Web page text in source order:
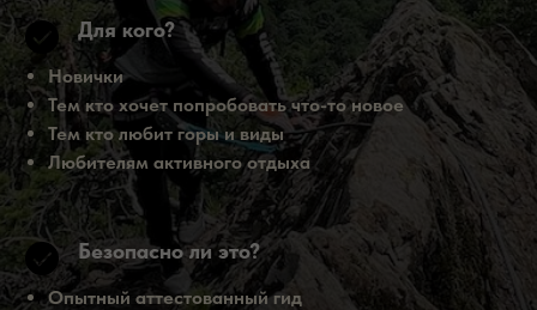
Для кого?
Новички
Тем кто хочет попробовать что-то новое
Тем кто любит горы и виды
Любителям активного отдыха
Безопасно ли это?
Опытный аттестованный гид